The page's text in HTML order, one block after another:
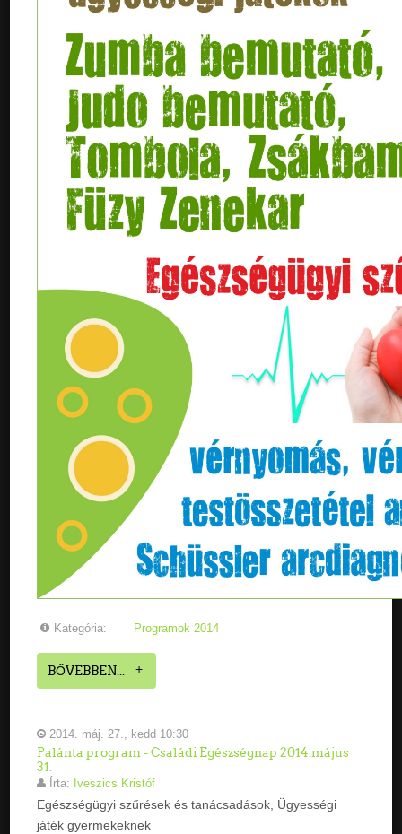
Kategória: Programok 2014
BŐVEBBEN...
2014. máj. 27., kedd 10:30
Palánta program - Családi Egészségnap 2014.május
31.
Írta: Iveszics Kristóf
Egészségügyi szűrések és tanácsadások, Ügyességi
játék gyermekeknek